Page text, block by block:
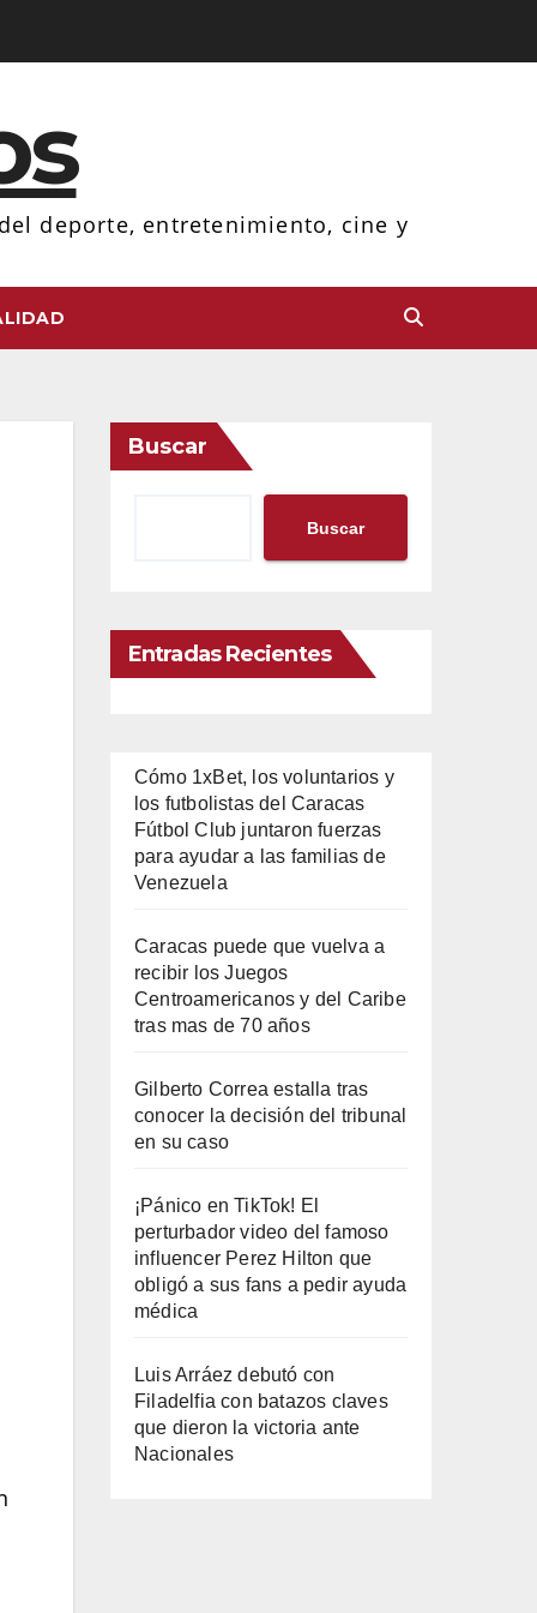
deporte, entretenimiento, cine y
Buscar
Buscar
Entradas Recientes
Cómo 1xBet, los voluntarios y
los futbolistas del Caracas
Fútbol Club juntaron fuerzas
para ayudar a las familias de
Venezuela
Caracas puede que vuelva a
recibir los Juegos
Centroamericanos y del Caribe
tras mas de 70 años
Gilberto Correa estalla tras
conocer la decisión del tribunal
en su caso
¡Pánico en TikTok! El
perturbador video del famoso
influencer Perez Hilton que
obligó a sus fans a pedir ayuda
médica
Luis Arráez debutó con
Filadelfia con batazos claves
que dieron la victoria ante
Nacionales